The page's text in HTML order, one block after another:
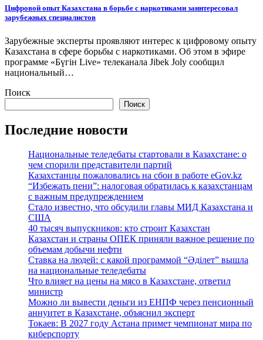
Цифровой опыт Казахстана в борьбе с наркотиками заинтересовал
зарубежных специалистов
Зарубежные эксперты проявляют интерес к цифровому опыту
Казахстана в сфере борьбы с наркотиками. Об этом в эфире
программе «Бүгін Live» телеканала Jibek Joly сообщил
национальный…
Поиск
Поиск
Последние новости
Национальные теледебаты стартовали в Казахстане: о
чем спорили представители партий
Казахстанцы пожаловались на сбои в работе eGov.kz
“Избежать пени”: налоговая обратилась к казахстанцам
с важным предупреждением
Стало известно, что обсудили главы МИД Казахстана и
США
40 тысяч выпускников: кто строит Казахстан
Казахстан и страны ОПЕК приняли важное решение по
объемам добычи нефти
Ставка на людей: с какой программой “Әділет” вышла
на национальные теледебаты
Что влияет на цены на мясо в Казахстане, ответил
министр
Можно ли вывести деньги из ЕНПФ через пенсионный
аннуитет в Казахстане, объяснил эксперт
Токаев: В 2027 году Астана примет чемпионат мира по
киберспорту